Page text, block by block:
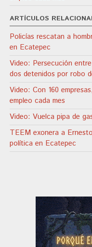
ARTÍCULOS
Policías rescatan a
en Ecatepec
Video: Persecución
dos detenidos por robo
Video: Con 160
empleo cada mes
Video: Vuelca pipa de
TEEM exonera a
política en Ecatepec